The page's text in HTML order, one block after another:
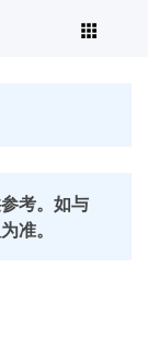
考。如与
准。